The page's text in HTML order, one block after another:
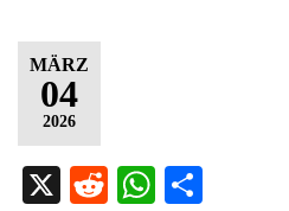
MÄRZ
04
2026
X R W